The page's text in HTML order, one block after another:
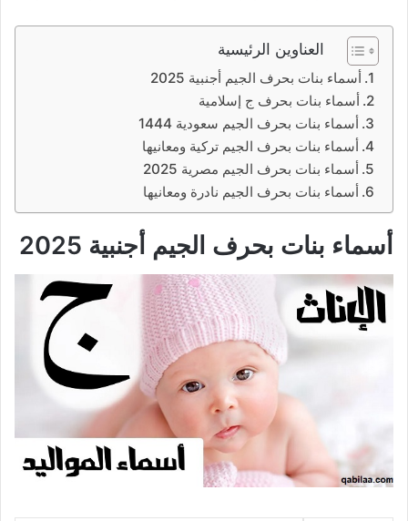
العناوين الرئيسية
أسماء بنات بحرف الجيم أجنبية 2025
أسماء بنات بحرف ج إسلامية
أسماء بنات بحرف الجيم سعودية 1444
أسماء بنات بحرف الجيم تركية ومعانيها
أسماء بنات بحرف الجيم مصرية 2025
أسماء بنات بحرف الجيم نادرة ومعانيها
أسماء بنات بحرف الجيم أجنبية 2025